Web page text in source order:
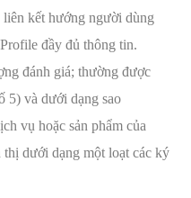
liên kết hướng người dùng
đầy đủ thông tin.
đánh giá; thường được
5) và dưới dạng sao
vụ hoặc sản phẩm của
dưới dạng một loạt các ký